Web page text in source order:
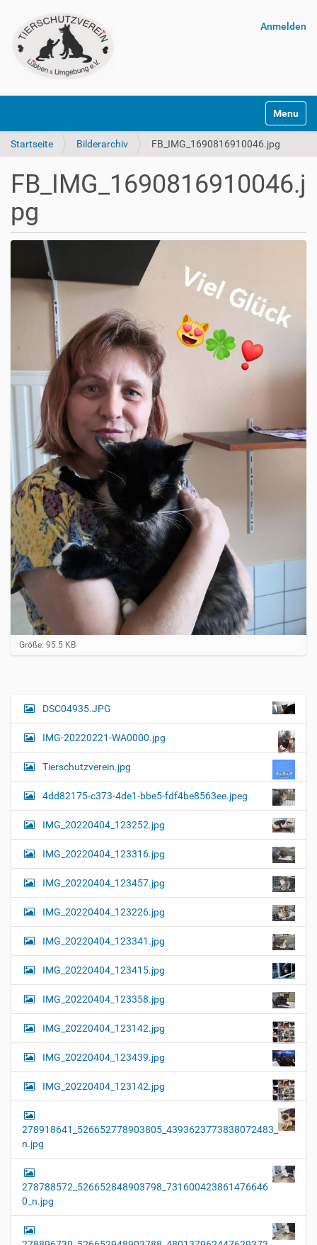
Anmelden
Startseite Bilderarchiv FB_IMG_1690816910046.jpg
FB_IMG_1690816910046.j
pg
Z
e
e
i
l
r
e
…
Größe: 95.5 KB
N
a
i
g
a
t
i
o
n
DSC04935.JPG
IMG-20220221-WA0000.jpg
Tierschutzverein.jpg
4dd82175-c373-4de1-bbe5-fdf4be8563ee.jpeg
IMG_20220404_123252.jpg
IMG_20220404_123316.jpg
IMG_20220404_123457.jpg
IMG_20220404_123226.jpg
IMG_20220404_123341.jpg
IMG_20220404_123415.jpg
IMG_20220404_123358.jpg
IMG_20220404_123142.jpg
IMG_20220404_123439.jpg
IMG_20220404_123142.jpg
278918641_526652778903805_4393623773838072483_
n.jpg
278788572_526652848903798_731600423861476646
0_n.jpg